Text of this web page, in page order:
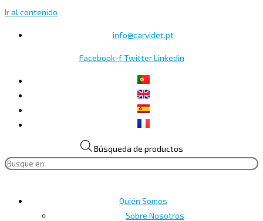
Ir al contenido
info@carvidet.pt
Facebook-f Twitter Linkedin
Búsqueda de productos
Quién Somos
Sobre Nosotros